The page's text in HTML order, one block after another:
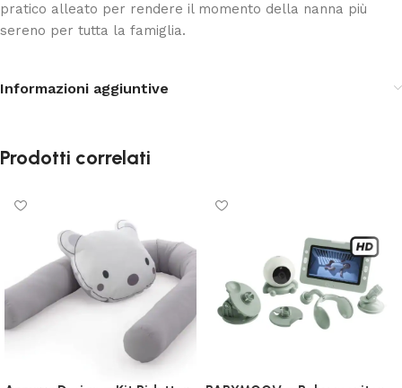
pratico alleato per rendere il momento della nanna più
sereno per tutta la famiglia.
Informazioni aggiuntive
Prodotti correlati